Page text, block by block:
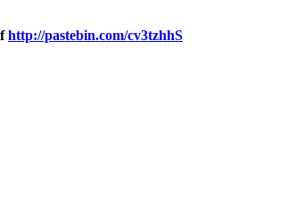
http://pastebin.com/cv3tzhhS